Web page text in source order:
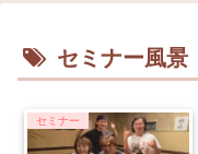
セミナー風景
セミナー